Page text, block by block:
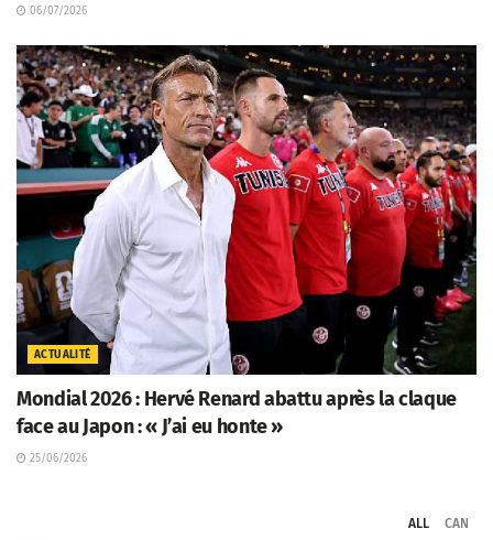
06/07/2026
ACTUALITÉ
Mondial 2026 : Hervé Renard abattu après la claque
face au Japon : « J’ai eu honte »
25/06/2026
ALL CAN